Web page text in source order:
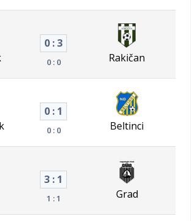
0 : 3
0 : 0 Rakičan
0 : 1
0 : 0 Beltinci
3 : 1
1 : 1 Grad